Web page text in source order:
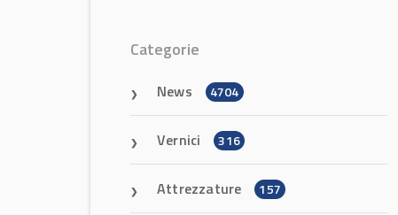
Categorie
News 4704
Vernici 316
Attrezzature 157